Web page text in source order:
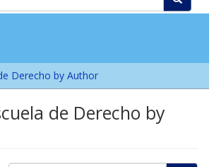
Derecho by Author
de Derecho by